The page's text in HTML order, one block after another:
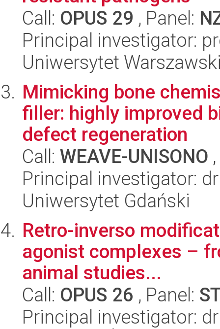
Call: OPUS 29 , Panel:
Principal investigator:
Uniwersytet
Mimicking bone
filler: highly improved
defect regeneration
Call: WEAVE-UNISONO
Principal investigator:
Uniwersytet Gdański
Retro-inverso
agonist complexes –
animal studies...
Call: OPUS 26 , Panel:
Principal investigator: